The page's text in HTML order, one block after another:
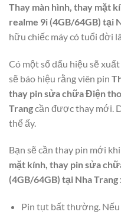
Thay màn hình, thay mặt
realme 9i (4GB/64GB) tại
hữu chiếc máy có tuổi đời
Có một số dấu hiệu sẽ
sẽ báo hiệu rằng viên pin
thay pin sửa chữa Điện
Trangcần được thay mới.
thể ấy.
Bạn sẽ cần thay pin mới
mặt kính, thay pin sửa
(4GB/64GB) tại Nha Trang
Pin tụt bất thường.